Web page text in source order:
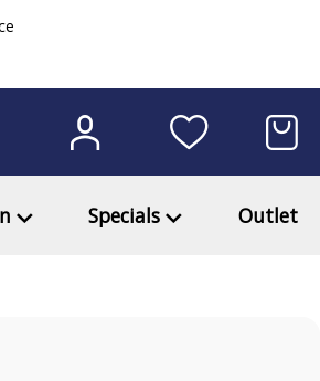
Specials Outlet